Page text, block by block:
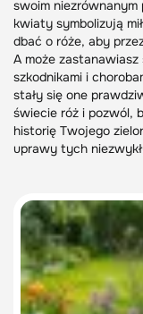
swoim niezrównanym
kwiaty symbolizują
dbać o róże, aby
A może
szkodnikami i
stały się one
świecie róż i pozwól,
historię Twojego
uprawy tych